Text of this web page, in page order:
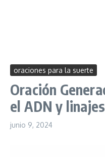
oraciones para la suerte
Oración
el ADN y linajes
junio 9, 2024